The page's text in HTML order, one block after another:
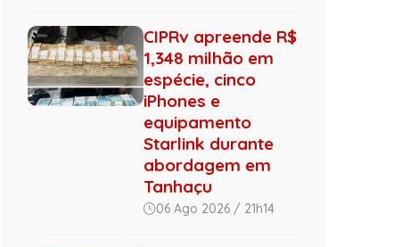
CIPRv apreende R$
1,348 milhão em
espécie, cinco
iPhones e
equipamento
Starlink durante
abordagem em
Tanhaçu
06 Ago 2026 / 21h14